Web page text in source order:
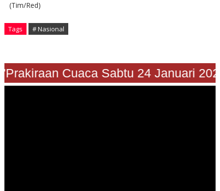
(Tim/Red)
Tags # Nasional
Cuaca Sabtu 24 Januari